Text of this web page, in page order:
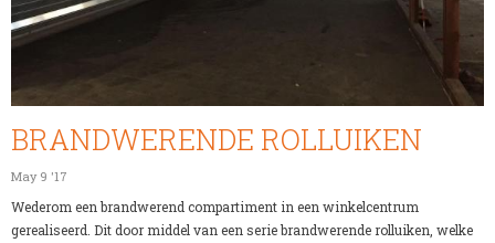
BRANDWERENDE ROLLUIKEN
May 9 '17
Wederom een brandwerend compartiment in een winkelcentrum
gerealiseerd. Dit door middel van een serie brandwerende rolluiken, welke